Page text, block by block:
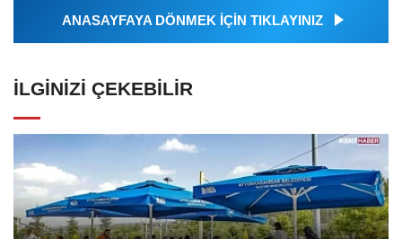
ANASAYFAYA DÖNMEK İÇİN TIKLAYINIZ
İLGINIZI ÇEKEBILIR